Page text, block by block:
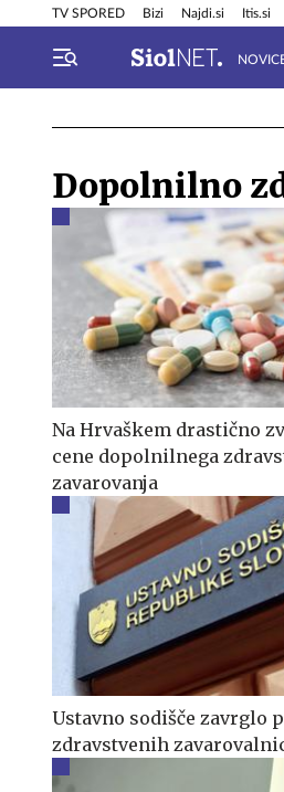
TV SPORED Bizi Najdi.si Itis.si
Info in obvestila
Dopolnilno
Na Hrvaškem drastično
cene dopolnilnega
zavarovanja
Ustavno sodišče zavrglo
zdravstvenih